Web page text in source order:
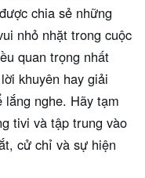
chia sẻ những
nhỏ nhặt trong cuộc
quan trọng nhất
khuyên hay giải
nghe. Hãy tạm
tivi và tập trung vào
cử chỉ và sự hiện